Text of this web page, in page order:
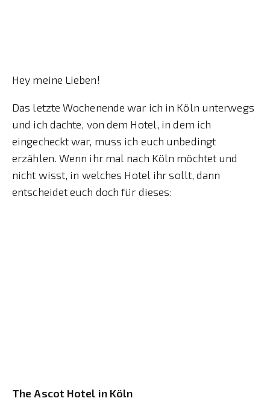
Hey meine Lieben!
Das letzte Wochenende war ich in Köln unterwegs
und ich dachte, von dem Hotel, in dem ich
eingecheckt war, muss ich euch unbedingt
erzählen. Wenn ihr mal nach Köln möchtet und
nicht wisst, in welches Hotel ihr sollt, dann
entscheidet euch doch für dieses:
The Ascot Hotel in Köln